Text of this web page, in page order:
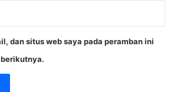
dan situs web saya pada peramban ini